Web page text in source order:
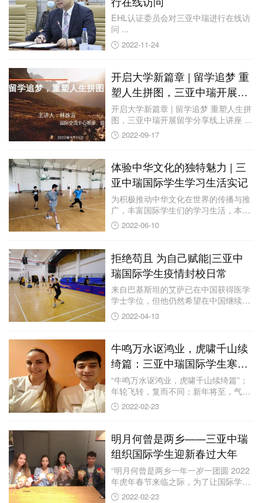
EHL认证委员会对三亚中瑞进行在线访
问 ...
2022-11-24
开启大学新篇章 | 留学追梦 重
塑人生拼图，三亚中瑞开展留
学分享线上讲座
开启大学新篇章 | 留学追梦 重塑人生拼
图，三亚中瑞开展留学分享线上讲座 ...
2022-09-17
体验中华文化的独特魅力 | 三
亚中瑞国际学生学习生活实记
为积极推动中华文化在世界的传播与推
广，丰富国际学生们的学习生活，本学
期我院继续为...
2022-06-10
拒绝苟且 为自己赋能|三亚中
瑞国际学生疫情封校日常
来自巴基斯坦的艾萨已在中国获得医学
学士学位，但他仍然希望在中国继续攻
读硕士。目前...
2022-04-13
牛鸣万水讴鸿业，虎啸千山续
绮篇：三亚中瑞国际学生寒假
停课不停学
“牛鸣万水讴鸿业，虎啸千山续绮篇”；
年轮飞转，复而不同；新年将至，气象
万千。在2...
2022-02-23
明月何曾是两乡——三亚中瑞
组织国际学生迎新春过大年
“明月何曾是两乡一年一岁一团圆 2022
年虎年春节来临之际，为了让国际学生
深入了...
2022-02-23